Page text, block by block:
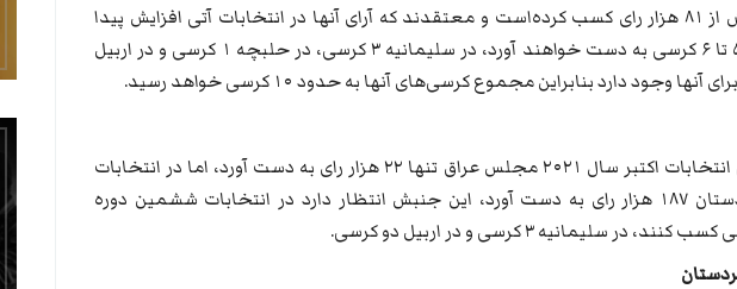
در دهوک این حزب بیش از ۸۱ هزار رای کسب کرده‌است و معتقدند که آرای آنها در انتخابات آتی افزایش پیدا
خواهند کرد و بیش از ۵ تا ۶ کرسی به دست خواهند آورد، در سلیمانیه ۳ کرسی، در حلبچه ۱ کرسی و در اربیل
جنبش تغییر در آخرین انتخابات اکتبر سال ۲۰۲۱ مجلس عراق تنها ۲۲ هزار رای به دست آورد، اما در انتخابات
سال ۲۰۱۸ پارلمان کردستان ۱۸۷ هزار رای به دست آورد، این جنبش انتظار دارد در انتخابات ششمین دوره